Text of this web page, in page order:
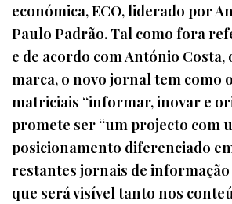
económica, ECO, liderado por
Paulo Padrão. Tal como fora
e de acordo com António
marca, o novo jornal tem como
matriciais “informar, inovar e
promete ser “um projecto com
posicionamento diferenciado
restantes jornais de informação
que será visível tanto nos